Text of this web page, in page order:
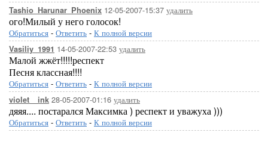
Tashio_Harunar_Phoenix 12-05-2007-15:37 удалить
ого!Милый у него голосок!
Обратиться - Ответить - К полной версии
Vasiliy_1991 14-05-2007-22:53 удалить
Малой жжёт!!!!!респект
Песня классная!!!!
Обратиться - Ответить - К полной версии
violet__ink 28-05-2007-01:16 удалить
дяяя.... постарался Максимка ) респект и уважуха )))
Обратиться - Ответить - К полной версии